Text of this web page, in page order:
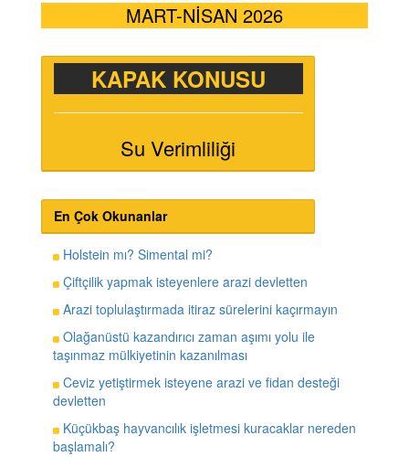
MART-NİSAN 2026
KAPAK KONUSU
Su Verimliliği
En Çok Okunanlar
Holstein mı? Simental mi?
Çiftçilik yapmak isteyenlere arazi devletten
Arazi toplulaştırmada itiraz sürelerini kaçırmayın
Olağanüstü kazandırıcı zaman aşımı yolu ile
taşınmaz mülkiyetinin kazanılması
Ceviz yetiştirmek isteyene arazi ve fidan desteği
devletten
Küçükbaş hayvancılık işletmesi kuracaklar nereden
başlamalı?